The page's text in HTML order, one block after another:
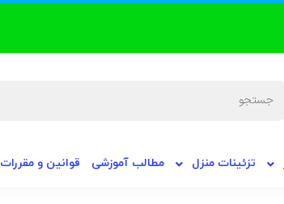
تزئینات منزل مطالب آموزشی قوانین و مقررات